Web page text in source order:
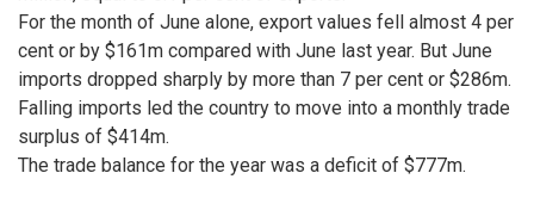
For the month of June alone, export values fell almost 4 per
cent or by $161m compared with June last year. But June
imports dropped sharply by more than 7 per cent or $286m.
Falling imports led the country to move into a monthly trade
surplus of $414m.
The trade balance for the year was a deficit of $777m.